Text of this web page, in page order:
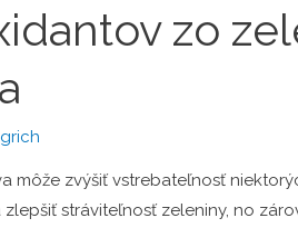
zo
grich
môže zvýšiť vstrebateľnosť
zlepšiť stráviteľnosť zeleniny, no